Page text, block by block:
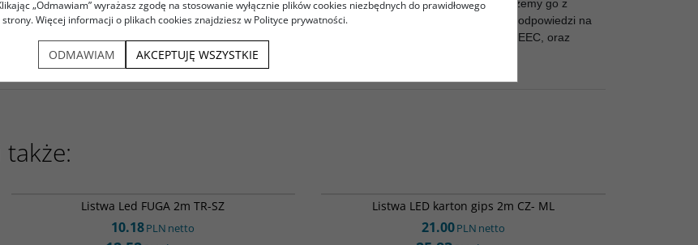
jako element podświetleń dekoracyjnych w meblarstwie oraz wykończeniach wnętrz. Możemy go z
przy podświetleniu schodów. Profil posiada bardzo elegancki design który został stworzony w odpowiedzi na
wymagania bezpieczeństwa zawarte w dyrektywie Unii Europejskiej nr 73/234/EEC; 93/68/EEC, oraz
Listwa Led FUGA 2m TR-SZ
10.18PLN netto
Listwa LED karton gips 2m CZ- ML
21.00PLN netto
„Odmawiam” wyrażasz zgodę na stosowanie wyłącznie plików cookies niezbędnych do prawidłowego
strony. Więcej informacji o plikach cookies znajdziesz w Polityce prywatności.
ODMAWIAM AKCEPTUJĘ WSZYSTKIE